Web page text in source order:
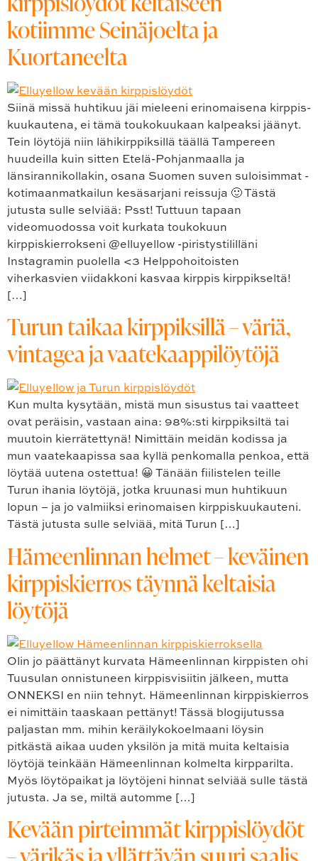
kotiimme Seinäjoelta ja
Kuortaneelta
Siinä missä huhtikuu jäi mieleeni erinomaisena kirppis-
kuukautena, ei tämä toukokuukaan kalpeaksi jäänyt.
Tein löytöjä niin lähikirppiksillä täällä Tampereen
huudeilla kuin sitten Etelä-Pohjanmaalla ja
länsirannikollakin, osana Suomen suven suloisimmat -
kotimaanmatkailun kesäsarjani reissuja 🙂 Tästä
jutusta sulle selviää: Psst! Tuttuun tapaan
videomuodossa voit kurkata toukokuun
kirppiskierrokseni @elluyellow -piristystililläni
Instagramin puolella <3 Helppohoitoisten
viherkasvien viidakkoni kasvaa kirppis kirppikseltä!
[…]
Turun taikaa kirppiksillä – väriä,
vintagea ja vaatekaappilöytöjä
Kun multa kysytään, mistä mun sisustus tai vaatteet
ovat peräisin, vastaan aina: 98%:sti kirppiksiltä tai
muutoin kierrätettynä! Nimittäin meidän kodissa ja
mun vaatekaapissa saa kyllä penkomalla penkoa, että
löytää uutena ostettua! 😀 Tänään fiilistelen teille
Turun ihania löytöjä, jotka kruunasi mun huhtikuun
lopun – ja jo valmiiksi erinomaisen kirppiskuukauteni.
Tästä jutusta sulle selviää, mitä Turun […]
Hämeenlinnan helmet – keväinen
kirppiskierros täynnä keltaisia
löytöjä
Olin jo päättänyt kurvata Hämeenlinnan kirppisten ohi
Tuusulan onnistuneen kirppisvisiitin jälkeen, mutta
ONNEKSI en niin tehnyt. Hämeenlinnan kirppiskierros
ei nimittäin taaskaan pettänyt! Tässä blogijutussa
paljastan mm. mihin keräilykokoelmaani löysin
pitkästä aikaa uuden yksilön ja mitä muita keltaisia
löytöjä teinkään Hämeenlinnan kolmelta kirpparilta.
Myös löytöpaikat ja löytöjeni hinnat selviää sulle tästä
jutusta. Ja se, miltä automme […]
Kevään pirteimmät kirppislöydöt